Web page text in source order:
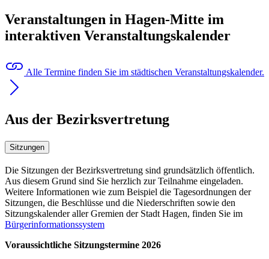
Veranstaltungen in Hagen-Mitte im
interaktiven Veranstaltungskalender
Alle Termine finden Sie im städtischen Veranstaltungskalender.
Aus der Bezirksvertretung
Sitzungen
Die Sitzungen der Bezirksvertretung sind grundsätzlich öffentlich.
Aus diesem Grund sind Sie herzlich zur Teilnahme eingeladen.
Weitere Informationen wie zum Beispiel die Tagesordnungen der
Sitzungen, die Beschlüsse und die Niederschriften sowie den
Sitzungskalender aller Gremien der Stadt Hagen, finden Sie im
Bürgerinformationssystem
Voraussichtliche Sitzungstermine 2026